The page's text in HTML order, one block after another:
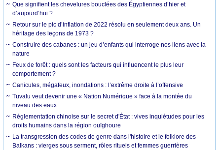
Que signifient les chevelures bouclées des Égyptiennes d’hier et
d’aujourd’hui ?
Retour sur le pic d’inflation de 2022 résolu en seulement deux ans. Un
héritage des leçons de 1973 ?
Construire des cabanes : un jeu d’enfants qui interroge nos liens avec la
nature
Feux de forêt : quels sont les facteurs qui influencent le plus leur
comportement ?
Canicules, mégafeux, inondations : l’extrême droite à l’offensive
Tuvalu veut devenir une « Nation Numérique » face à la montée du
niveau des eaux
Réglementation chinoise sur le secret d'État : vives inquiétudes pour les
droits humains dans la région ouïghoure
La transgression des codes de genre dans l'histoire et le folklore des
Balkans : vierges sous serment, rôles rituels et femmes guerrières